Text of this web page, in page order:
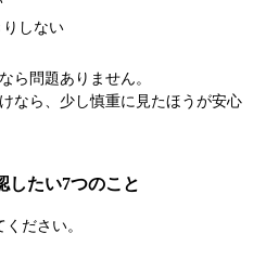
しない
ら問題ありません。
なら、少し慎重に見たほうが安心
したい7つのこと
ださい。